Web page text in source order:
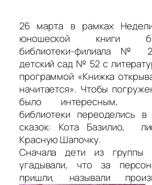
26 марта в рамках
юношеской книги
библиотеки-филиала №
детский сад № 52 с
программой «Книжка
начитается». Чтобы
было интересным,
библиотеки переоделись в
сказок: Кота Базилио,
Красную Шапочку.
Сначала дети из группы
угадывали, что за
пришли, называли